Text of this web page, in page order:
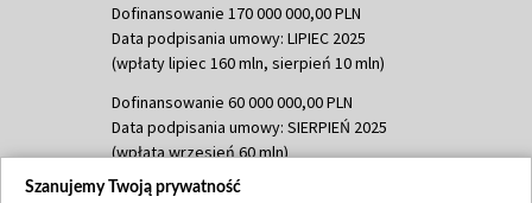
Dofinansowanie 170 000 000,00 PLN
Data podpisania umowy: LIPIEC 2025
(wpłaty lipiec 160 mln, sierpień 10 mln)
Dofinansowanie 60 000 000,00 PLN
Data podpisania umowy: SIERPIEŃ 2025
(wpłata wrzesień 60 mln)
Dofinansowanie 635 783 051,21 PLN
Szanujemy Twoją prywatność